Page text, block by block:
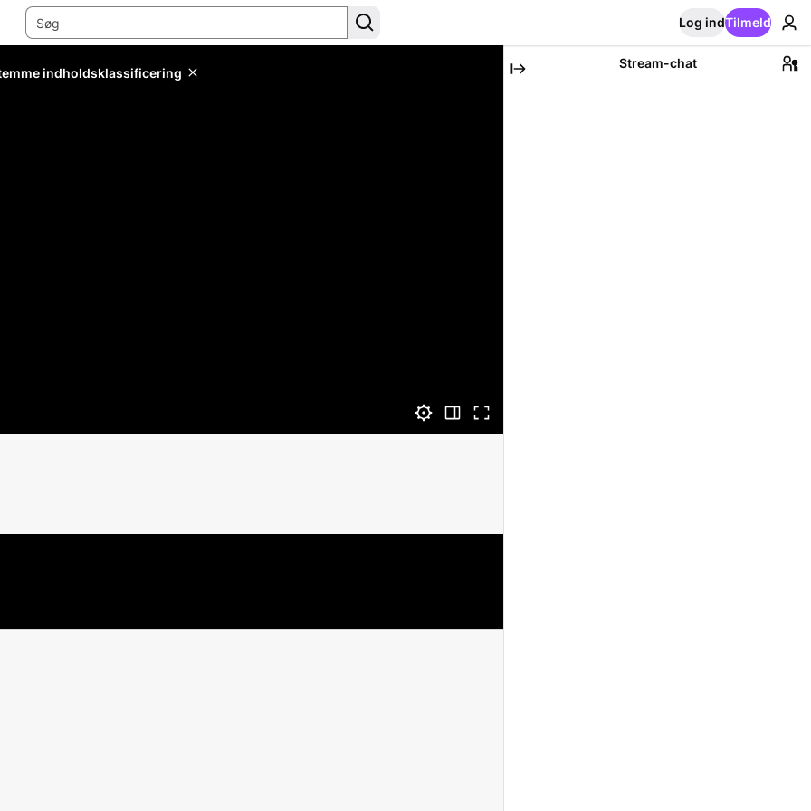
Log indTilmeld
indholdsklassificering
Stream-chat